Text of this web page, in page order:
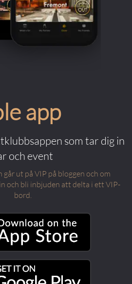
app
som tar dig in
och event
går ut på VIP på bloggen och om
och bli inbjuden att delta i ett VIP-
bord.